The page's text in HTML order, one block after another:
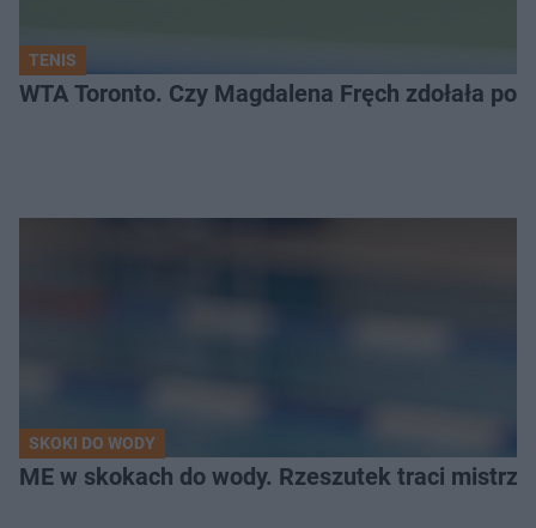
TENIS
WTA Toronto. Czy Magdalena Fręch zdołała
SKOKI DO WODY
ME w skokach do wody. Rzeszutek traci